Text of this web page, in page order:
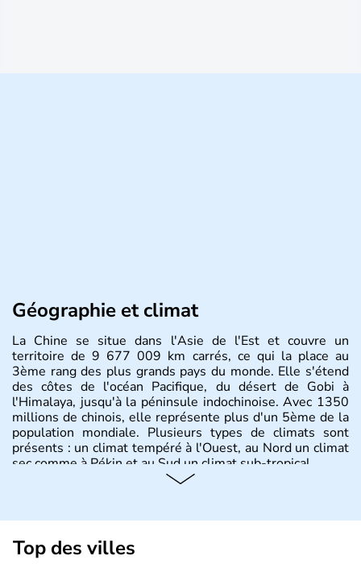
Géographie et climat
La Chine se situe dans l'Asie de l'Est et couvre un
territoire de 9 677 009 km carrés, ce qui la place au
3ème rang des plus grands pays du monde. Elle s'étend
des côtes de l'océan Pacifique, du désert de Gobi à
l'Himalaya, jusqu'à la péninsule indochinoise. Avec 1350
millions de chinois, elle représente plus d'un 5ème de la
population mondiale. Plusieurs types de climats sont
présents : un climat tempéré à l'Ouest, au Nord un climat
sec comme à Pékin et au Sud un climat sub-tropical.
La civilisation chinoise est l'une des plus anciennes et son
histoire a été nourrie d'une succession de nombreuses
dynasties. La dynastie Qing a été la dernière à régner
Top des villes